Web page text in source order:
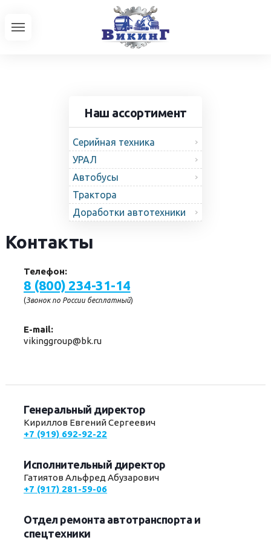
Наш ассортимент
Серийная техника
УРАЛ
Автобусы
Трактора
Доработки автотехники
Контакты
Телефон:
8 (800) 234-31-14
(Звонок по России бесплатный)
E-mail:
vikinggroup@bk.ru
Генеральный директор
Кириллов Евгений Сергеевич
+7 (919) 692-92-22
Исполнительный директор
Гатиятов Альфред Абузарович
+7 (917) 281-59-06
Отдел ремонта автотранспорта и
спецтехники